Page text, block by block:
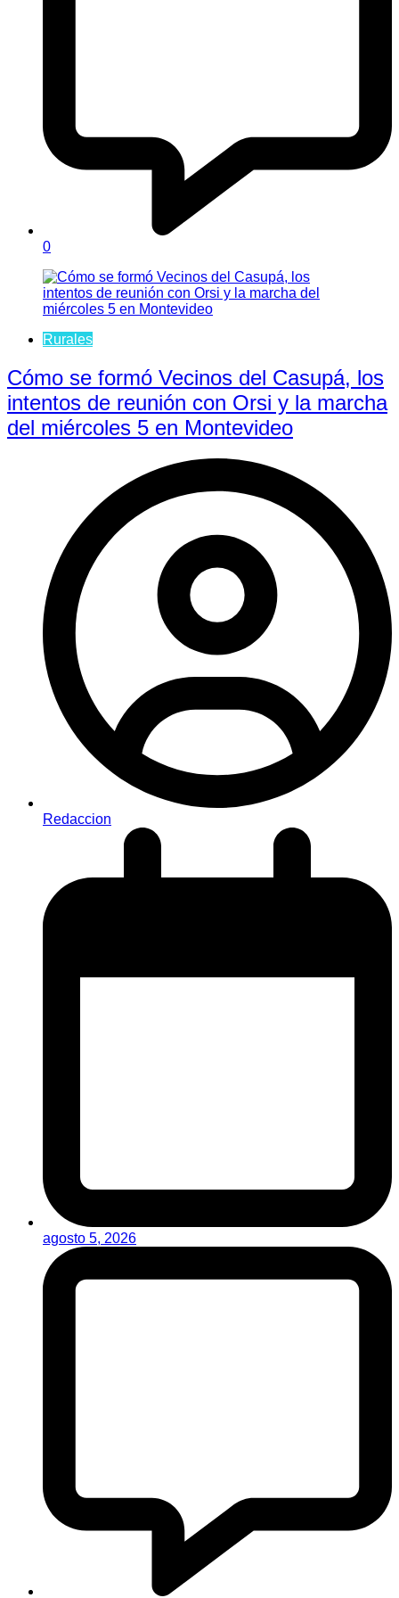
0
Rurales
Cómo se formó Vecinos del Casupá, los
intentos de reunión con Orsi y la marcha
del miércoles 5 en Montevideo
Redaccion
agosto 5, 2026